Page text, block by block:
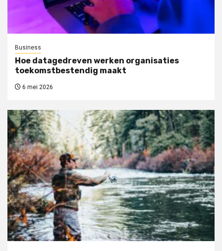
Business
Hoe datagedreven werken organisaties
toekomstbestendig maakt
6 mei 2026